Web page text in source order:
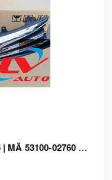
GA LĂNG TOYOTA ALTIS 2015 | MÃ 53100-02760 – CHÍNH HÃNG – LẮP CHUẨN – THẨM MỸ CAO